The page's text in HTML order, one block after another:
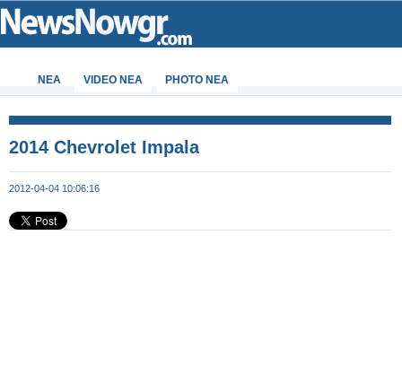
ΝΕΑ VIDEO NEA PHOTO NEA
2014 Chevrolet Impala
2012-04-04 10:06:16